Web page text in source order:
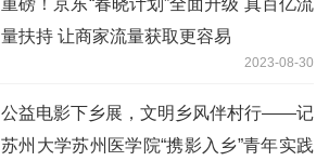
量扶持 让商家流量获取更容易
2023-08-30
公益电影下乡展，文明乡风伴村行——记
苏州大学苏州医学院“携影入乡”青年实践